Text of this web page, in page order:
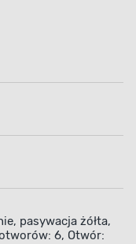
pasywacja żółta,
6, Otwór: